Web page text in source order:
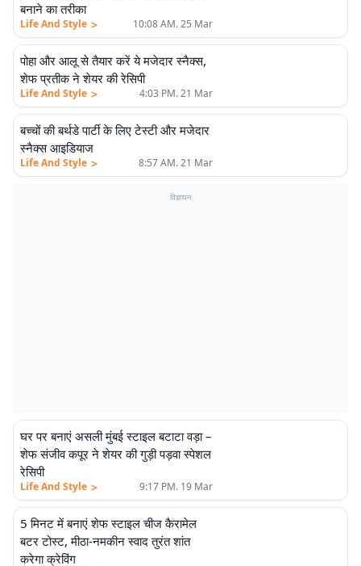
बनाने का तरीका
Life And Style > 10:08 AM. 25 Mar
पोहा और आलू से तैयार करें ये मजेदार स्नैक्स,
शेफ प्रतीक ने शेयर की रेसिपी
Life And Style > 4:03 PM. 21 Mar
बच्चों की बर्थडे पार्टी के लिए टेस्टी और मजेदार
स्नैक्स आइडियाज
Life And Style > 8:57 AM. 21 Mar
विज्ञापन
घर पर बनाएं असली मुंबई स्टाइल बटाटा वड़ा –
शेफ संजीव कपूर ने शेयर की गुड़ी पड़वा स्पेशल
रेसिपी
Life And Style > 9:17 PM. 19 Mar
5 मिनट में बनाएं शेफ स्टाइल चीज कैरामेल
बटर टोस्ट, मीठा-नमकीन स्वाद तुरंत शांत
करेगा क्रेविंग